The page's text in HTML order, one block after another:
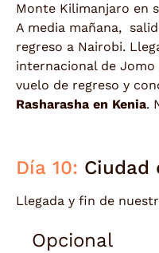
Monte Kilimanjaro en
A media mañana,
regreso a Nairobi.
internacional de
vuelo de regreso y
Rasharasha en Kenia.
Día 10: Ciudad
Llegada y fin de
Opcional